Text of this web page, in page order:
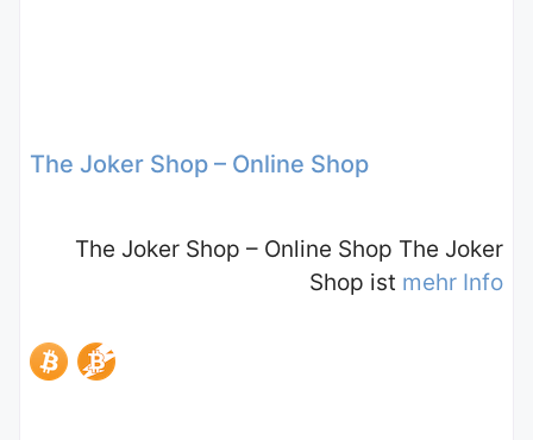
The Joker Shop – Online Shop
The Joker Shop – Online Shop The Joker
Shop ist mehr Info